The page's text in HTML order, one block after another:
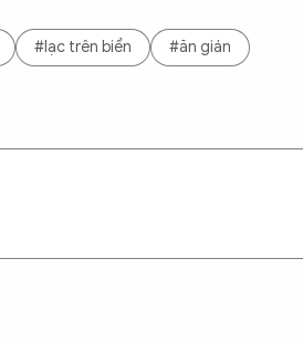
#lạc trên biển #ăn gián